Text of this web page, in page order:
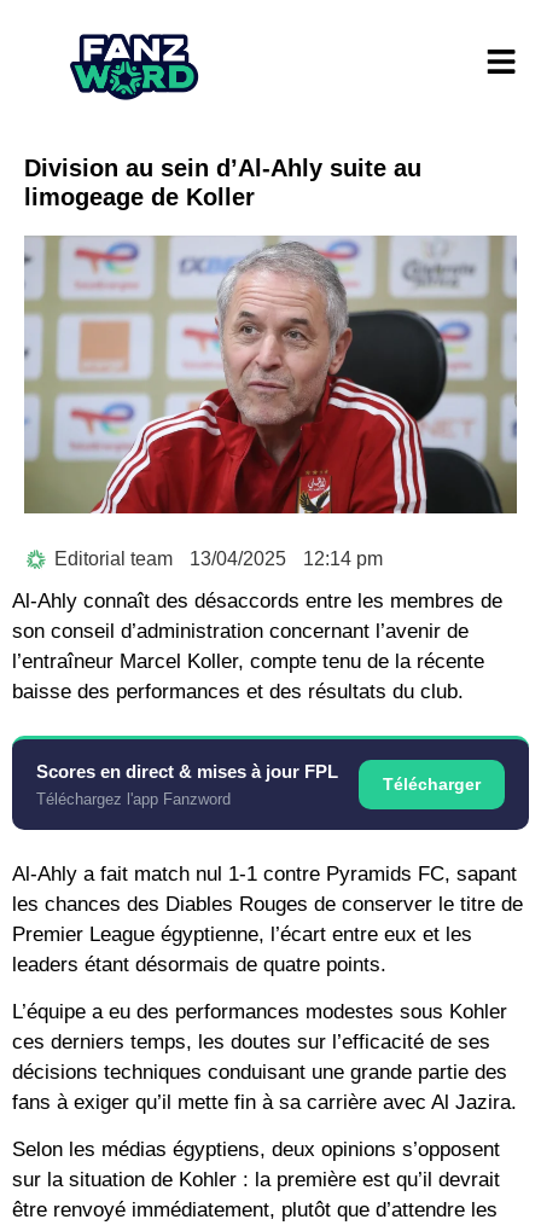
Division au sein d’Al-Ahly suite au
limogeage de Koller
Editorial team 13/04/2025 12:14 pm
Al-Ahly connaît des désaccords entre les membres de
son conseil d’administration concernant l’avenir de
l’entraîneur Marcel Koller, compte tenu de la récente
baisse des performances et des résultats du club.
Scores en direct & mises à jour FPL
Téléchargez l'app Fanzword
Télécharger
Al-Ahly a fait match nul 1-1 contre Pyramids FC, sapant
les chances des Diables Rouges de conserver le titre de
Premier League égyptienne, l’écart entre eux et les
leaders étant désormais de quatre points.
L’équipe a eu des performances modestes sous Kohler
ces derniers temps, les doutes sur l’efficacité de ses
décisions techniques conduisant une grande partie des
fans à exiger qu’il mette fin à sa carrière avec Al Jazira.
Selon les médias égyptiens, deux opinions s’opposent
sur la situation de Kohler : la première est qu’il devrait
être renvoyé immédiatement, plutôt que d’attendre les